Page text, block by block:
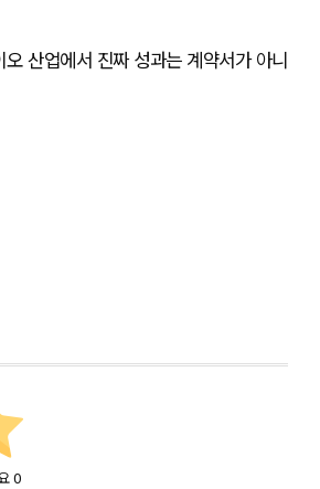
산업에서 진짜 성과는 계약서가 아니
0